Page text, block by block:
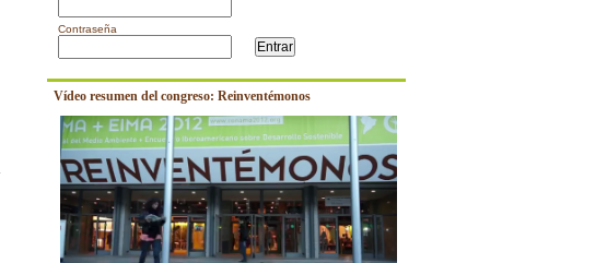
Contraseña
Vídeo resumen del congreso: Reinventémonos